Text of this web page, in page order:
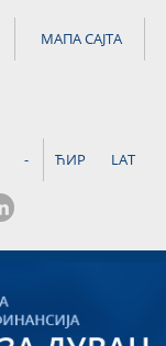
МАПА САЈТА
- ЋИР LAT